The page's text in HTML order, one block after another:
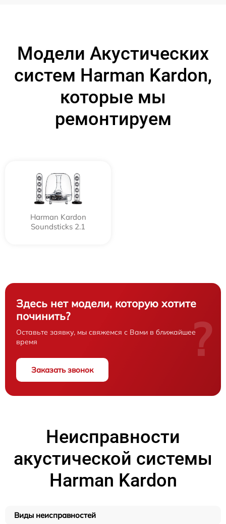
Модели Акустических
систем Harman Kardon,
которые мы
ремонтируем
Harman Kardon
Soundsticks 2.1
Здесь нет модели, которую хотите
починить?
Оставьте заявку, мы свяжемся с Вами в ближайшее
время
Заказать звонок
?
Неисправности
акустической системы
Harman Kardon
Виды неисправностей